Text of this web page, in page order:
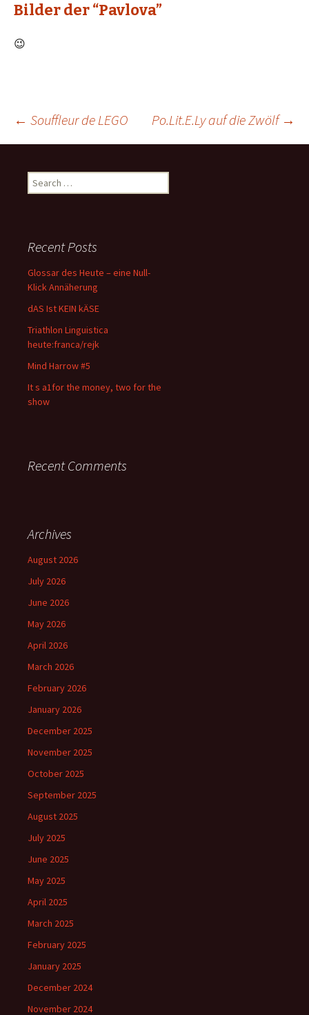
Bilder der “Pavlova”
😉
Post
navigation
← Souffleur de LEGO Po.Lit.E.Ly auf die Zwölf →
Search
for:
Recent Posts
Glossar des Heute – eine Null-
Klick Annäherung
dAS Ist KEIN kÄSE
Triathlon Linguistica
heute:franca/rejk
Mind Harrow #5
It s a1for the money, two for the
show
Recent Comments
Archives
August 2026
July 2026
June 2026
May 2026
April 2026
March 2026
February 2026
January 2026
December 2025
November 2025
October 2025
September 2025
August 2025
July 2025
June 2025
May 2025
April 2025
March 2025
February 2025
January 2025
December 2024
November 2024